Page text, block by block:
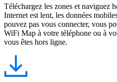
Téléchargez les zones et naviguez
Internet est lent, les données
pouvez pas vous connecter, vous
WiFi Map à votre téléphone ou à
vous êtes hors ligne.